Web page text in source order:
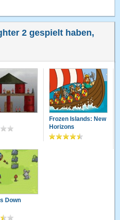
2 gespielt haben,
Frozen Islands: New
Horizons
Down